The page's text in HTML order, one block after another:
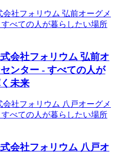
会社フォリウム 弘前オ
ンター - すべての人が
未来
会社フォリウム 八戸オ